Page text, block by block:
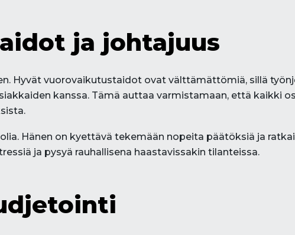
ja johtajuus
Hyvät vuorovaikutustaidot ovat välttämättömiä, sillä
kanssa. Tämä auttaa varmistamaan, että kaikki
Hänen on kyettävä tekemään nopeita päätöksiä ja
ja pysyä rauhallisena haastavissakin tilanteissa.